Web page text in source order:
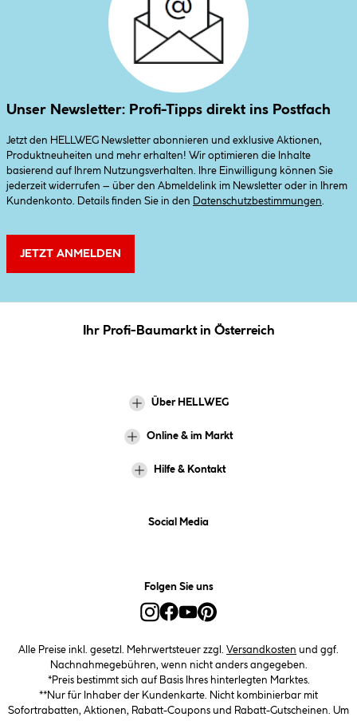
Unser Newsletter: Profi-Tipps direkt ins Postfach
Jetzt den HELLWEG Newsletter abonnieren und exklusive Aktionen,
Produktneuheiten und mehr erhalten! Wir optimieren die Inhalte
basierend auf Ihrem Nutzungsverhalten. Ihre Einwilligung können Sie
jederzeit widerrufen – über den Abmeldelink im Newsletter oder in Ihrem
Kundenkonto. Details finden Sie in den
Datenschutzbestimmungen
JETZT ANMELDEN
Ihr Profi-Baumarkt in Österreich
Über HELLWEG
Online & im Markt
Hilfe & Kontakt
Social Media
Folgen Sie uns
Alle Preise inkl. gesetzl. Mehrwertsteuer zzgl. Versandkosten und ggf.
Nachnahmegebühren, wenn nicht anders angegeben.
*Preis bestimmt sich auf Basis Ihres hinterlegten Marktes.
**Nur für Inhaber der Kundenkarte. Nicht kombinierbar mit
Sofortrabatten, Aktionen, Rabatt-Coupons und Rabatt-Gutscheinen. Um